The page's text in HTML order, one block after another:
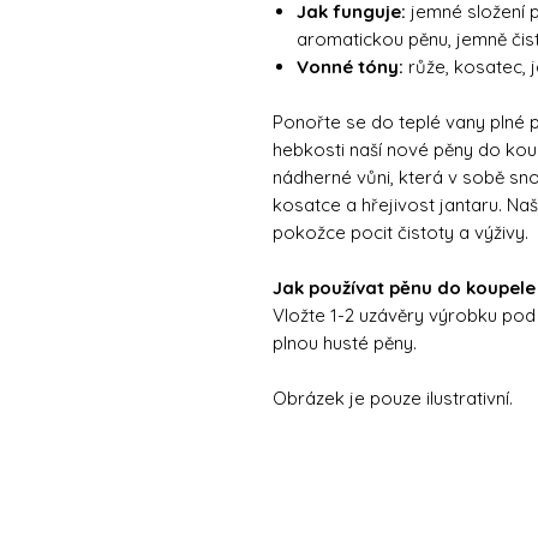
Jak funguje: jemné složení
aromatickou pěnu, jemně
Vonné tóny: růže, kosatec,
Ponořte se do teplé vany plné
hebkosti naší nové pěny do
nádherné vůni, která v sobě
kosatce a hřejivost jantaru.
pokožce pocit čistoty a výživy.
Jak používat pěnu do koupele
Vložte 1-2 uzávěry výrobku
plnou husté pěny.
Obrázek je pouze ilustrativní.